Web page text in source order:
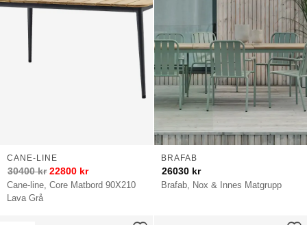
Cane-line, Core Matbord 90X210
Lava Grå
CANE-LINE
30400kr 22800 kr
Brafab, Nox & Innes Matgrupp
BRAFAB
26030 kr